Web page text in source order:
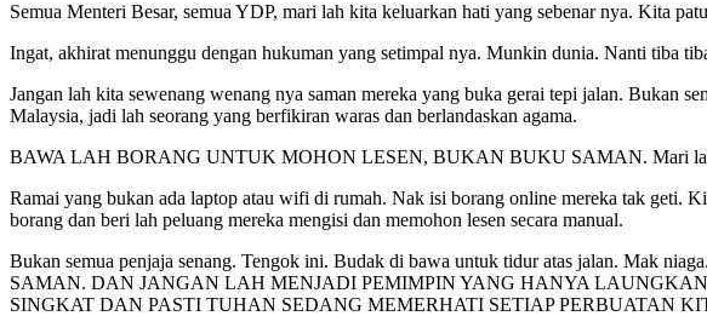
Semua Menteri Besar, semua YDP, mari lah kita keluarkan hati yang sebenar nya. Kita
Ingat, akhirat menunggu dengan hukuman yang setimpal nya. Munkin dunia. Nanti tiba
Jangan lah kita sewenang wenang nya saman mereka yang buka gerai tepi jalan. Bukan
Malaysia, jadi lah seorang yang berfikiran waras dan berlandaskan agama.
BAWA LAH BORANG UNTUK MOHON LESEN, BUKAN BUKU SAMAN. Mari lah,
Ramai yang bukan ada laptop atau wifi di rumah. Nak isi borang online mereka tak
borang dan beri lah peluang mereka mengisi dan memohon lesen secara manual.
Bukan semua penjaja senang. Tengok ini. Budak di bawa untuk tidur atas jalan. Mak
SAMAN. DAN JANGAN LAH MENJADI PEMIMPIN YANG HANYA
SINGKAT DAN PASTI TUHAN SEDANG MEMERHATI SETIAP PERBUATAN